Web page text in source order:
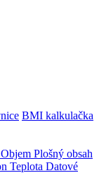
BMI kalkulačka
Objem Plošný obsah
Teplota Datové